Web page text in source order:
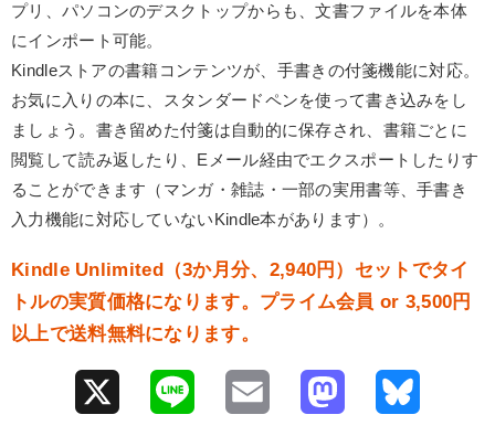
プリ、パソコンのデスクトップからも、文書ファイルを本体
にインポート可能。
Kindleストアの書籍コンテンツが、手書きの付箋機能に対応。
お気に入りの本に、スタンダードペンを使って書き込みをし
ましょう。書き留めた付箋は自動的に保存され、書籍ごとに
閲覧して読み返したり、Eメール経由でエクスポートしたりす
ることができます（マンガ・雑誌・一部の実用書等、手書き
入力機能に対応していないKindle本があります）。
Kindle Unlimited（3か月分、2,940円）セットでタイ
トルの実質価格になります。プライム会員 or 3,500円
以上で送料無料になります。